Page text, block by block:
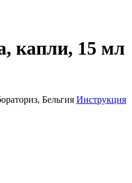
капли, 15 мл
Бельгия Инструкция